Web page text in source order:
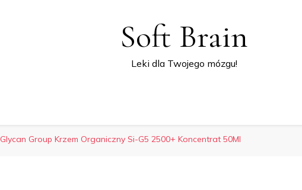
Soft Brain
Leki dla Twojego mózgu!
Glycan Group Krzem Organiczny Si-G5 2500+ Koncentrat 50Ml